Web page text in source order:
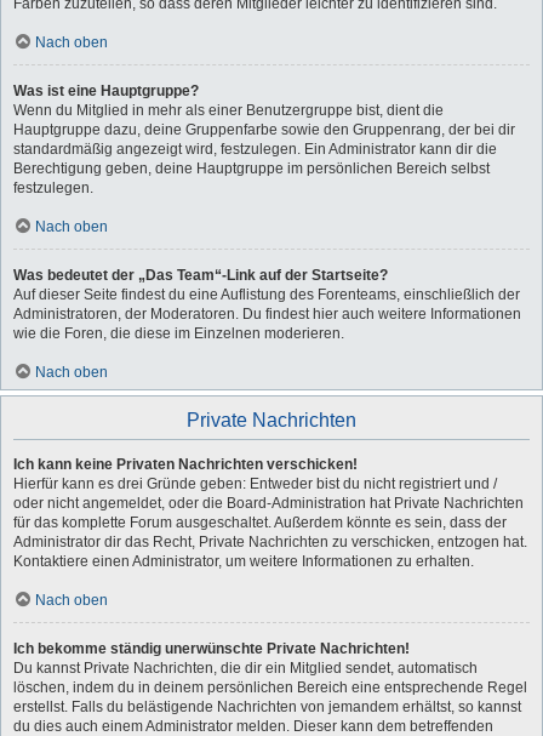
Farben zuzuteilen, so dass deren Mitglieder leichter zu identifizieren sind.
Nach oben
Was ist eine Hauptgruppe?
Wenn du Mitglied in mehr als einer Benutzergruppe bist, dient die
Hauptgruppe dazu, deine Gruppenfarbe sowie den Gruppenrang, der bei dir
standardmäßig angezeigt wird, festzulegen. Ein Administrator kann dir die
Berechtigung geben, deine Hauptgruppe im persönlichen Bereich selbst
festzulegen.
Nach oben
Was bedeutet der „Das Team“-Link auf der Startseite?
Auf dieser Seite findest du eine Auflistung des Forenteams, einschließlich der
Administratoren, der Moderatoren. Du findest hier auch weitere Informationen
wie die Foren, die diese im Einzelnen moderieren.
Nach oben
Private Nachrichten
Ich kann keine Privaten Nachrichten verschicken!
Hierfür kann es drei Gründe geben: Entweder bist du nicht registriert und /
oder nicht angemeldet, oder die Board-Administration hat Private Nachrichten
für das komplette Forum ausgeschaltet. Außerdem könnte es sein, dass der
Administrator dir das Recht, Private Nachrichten zu verschicken, entzogen hat.
Kontaktiere einen Administrator, um weitere Informationen zu erhalten.
Nach oben
Ich bekomme ständig unerwünschte Private Nachrichten!
Du kannst Private Nachrichten, die dir ein Mitglied sendet, automatisch
löschen, indem du in deinem persönlichen Bereich eine entsprechende Regel
erstellst. Falls du belästigende Nachrichten von jemandem erhältst, so kannst
du dies auch einem Administrator melden. Dieser kann dem betreffenden